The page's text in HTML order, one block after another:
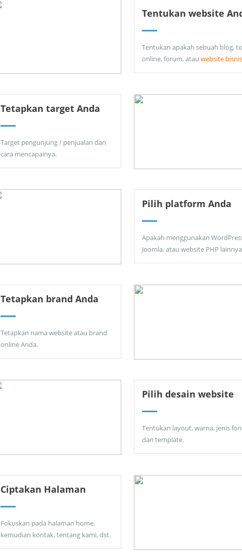
Tentukan website
Tentukan apakah sebuah blog,
online, forum, atau website bisnis
Tetapkan target Anda
Target pengunjung / penjualan dan
cara mencapainya.
Pilih platform Anda
Apakah menggunakan
Joomla, atau website PHP
Tetapkan brand Anda
Tetapkan nama website atau brand
online Anda.
Pilih desain website
Tentukan layout, warna, jenis
dan template.
Ciptakan Halaman
Fokuskan pada halaman home,
kemudian kontak, tentang kami, dst.